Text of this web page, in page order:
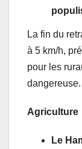
La fin du
à 5 km/h,
pour les
dangereuse.
Agriculture
Le